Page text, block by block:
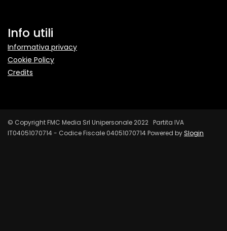
Info utili
Informativa privacy
Cookie Policy
Credits
© Copyright FMC Media Srl Unipersonale 2022 Partita IVA
IT04051070714 - Codice Fiscale 04051070714 Powered bySlogin